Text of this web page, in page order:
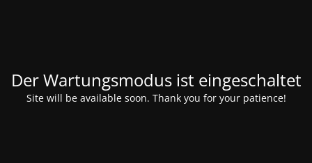
Der Wartungsmodus ist eingeschaltet
Site will be available soon. Thank you for your patience!